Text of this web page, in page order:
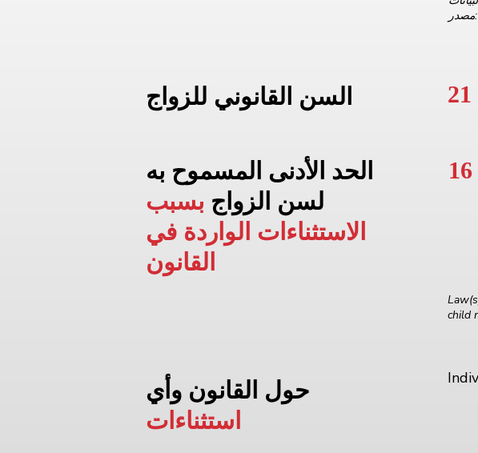
مصدر:
السن القانوني للزواج 21
الحد الأدنى المسموح به
لسن الزواج بسبب
الاستثناءات الواردة في
القانون
16
child
حول القانون وأي
استثناءات